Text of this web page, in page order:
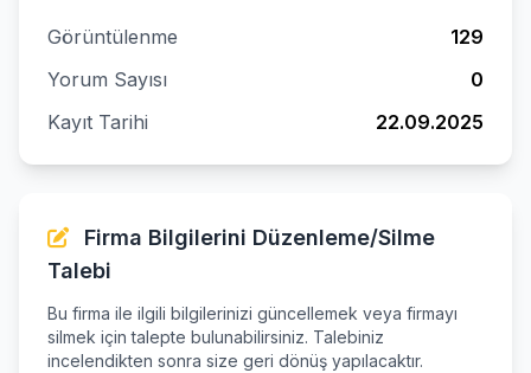
Görüntülenme
129
Yorum Sayısı
0
Kayıt Tarihi
22.09.2025
Firma Bilgilerini Düzenleme/Silme
Talebi
Bu firma ile ilgili bilgilerinizi güncellemek veya firmayı
silmek için talepte bulunabilirsiniz. Talebiniz
incelendikten sonra size geri dönüş yapılacaktır.